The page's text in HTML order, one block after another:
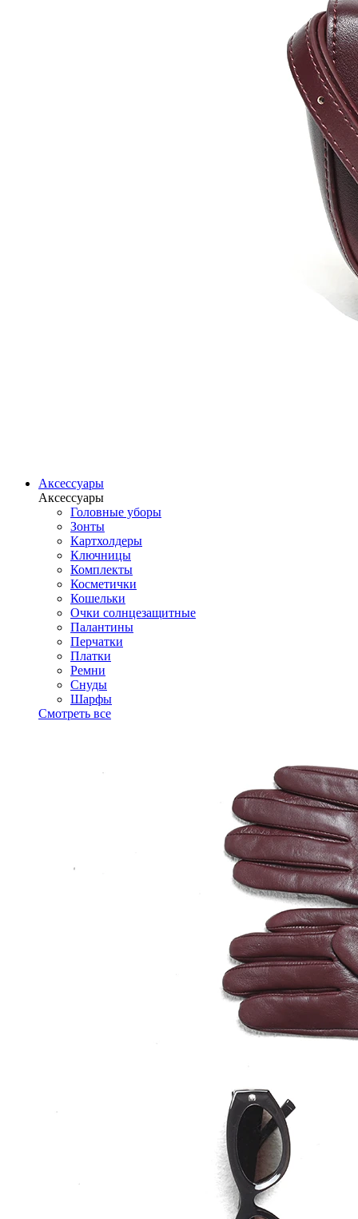
Аксессуары
Аксессуары
Головные уборы
Зонты
Картхолдеры
Ключницы
Комплекты
Косметички
Кошельки
Очки солнцезащитные
Палантины
Перчатки
Платки
Ремни
Снуды
Шарфы
Смотреть все